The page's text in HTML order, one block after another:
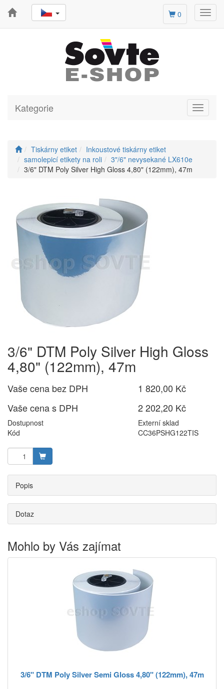
0
Toggle
Kategorie
Tiskárny etiket
Inkoustové tiskárny etiket
samolepicí etikety na roli
3"/6" nevysekané LX610e
3/6" DTM Poly Silver High Gloss 4,80" (122mm), 47m
3/6" DTM Poly Silver High Gloss
4,80" (122mm), 47m
Vaše cena bez DPH
1 820,00 Kč
Vaše cena s DPH
2 202,20 Kč
Dostupnost
Externí sklad
Kód
CC36PSHG122TIS
Popis
Dotaz
Mohlo by Vás zajímat
3/6" DTM Poly Silver Semi Gloss 4,80" (122mm), 47m